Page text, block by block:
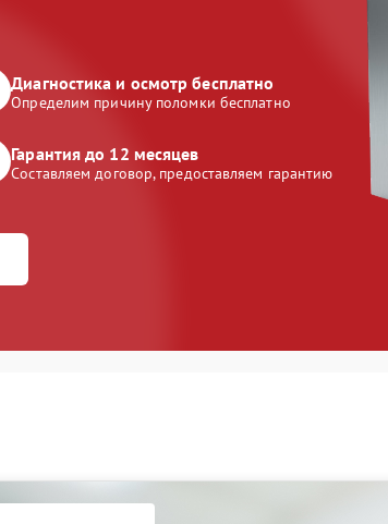
Диагностика и осмотр бесплатно
Определим причину поломки бесплатно
Гарантия до 12 месяцев
Составляем договор, предоставляем гарантию